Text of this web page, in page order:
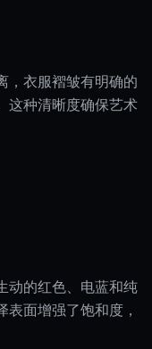
，衣服褶皱有明确的
这种清晰度确保艺术
的红色、电蓝和纯
面增强了饱和度，